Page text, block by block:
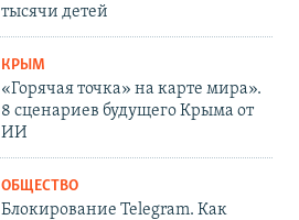
тысячи детей
КРЫМ
«Горячая точка» на карте мира».
8 сценариев будущего Крыма от
ИИ
ОБЩЕСТВО
Блокирование Telegram. Как